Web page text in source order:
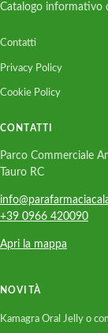
Catalogo informativo
Contatti
Privacy Policy
Cookie Policy
CONTATTI
Parco Commerciale
Tauro RC
+39 0966 420090
Apri la mappa
NOVITÀ
Kamagra Oral Jelly o